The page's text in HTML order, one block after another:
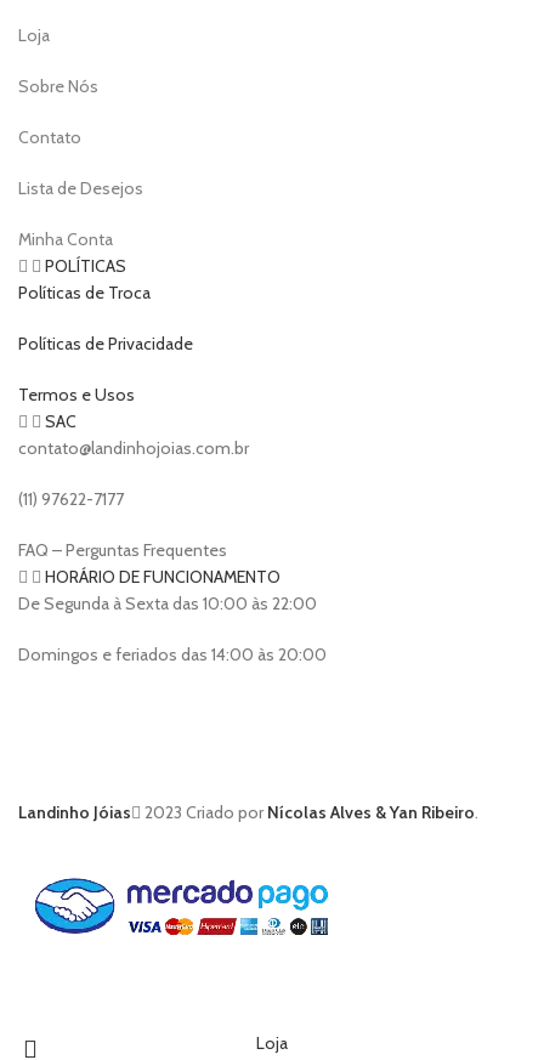
Loja
Sobre Nós
Contato
Lista de Desejos
Minha Conta
POLÍTICAS
Políticas de Troca
Políticas de Privacidade
Termos e Usos
SAC
contato@landinhojoias.com.br
(11) 97622-7177
FAQ – Perguntas Frequentes
HORÁRIO DE FUNCIONAMENTO
De Segunda à Sexta das 10:00 às 22:00
Domingos e feriados das 14:00 às 20:00
Landinho Jóias 2023 Criado porNícolas Alves & Yan Ribeiro.
Loja